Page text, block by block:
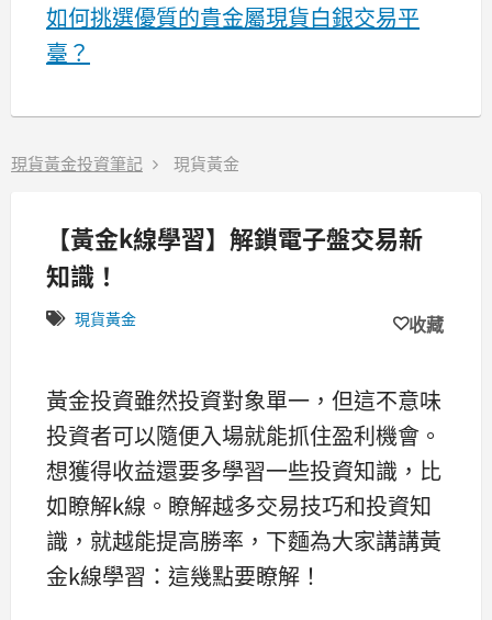
如何挑選優質的貴金屬現貨白銀交易平
臺？
現貨黃金投資筆記 現貨黃金
【黃金k線學習】解鎖電子盤交易新
知識！
現貨黃金 收藏
黃金投資雖然投資對象單一，但這不意味
投資者可以隨便入場就能抓住盈利機會。
想獲得收益還要多學習一些投資知識，比
如瞭解k線。瞭解越多交易技巧和投資知
識，就越能提高勝率，下麵為大家講講黃
金k線學習：這幾點要瞭解！